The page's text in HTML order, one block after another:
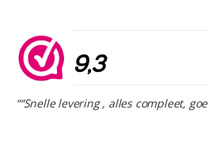
9,3
““Snelle levering , alles compleet,